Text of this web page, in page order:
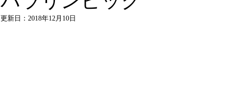
更新日： 2018年12月10日